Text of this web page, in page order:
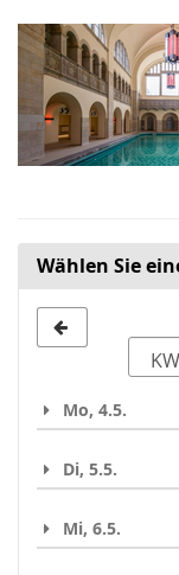
Zum
Haupt-
Inhalt
springen
Wählen Sie
zur
Mo, 4.5.
Di, 5.5.
Mi, 6.5.